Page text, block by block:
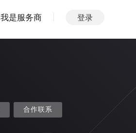
我是服务商 登录
合作联系